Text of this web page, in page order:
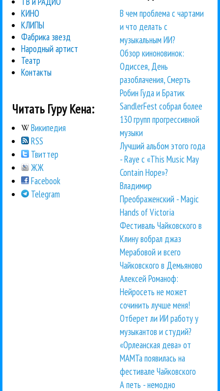
КИНО
КЛИПЫ
Фабрика звезд
Народный артист
Театр
Контакты
Читать Гуру Кена:
Википедия
RSS
Твиттер
ЖЖ
Facebook
Telegram
В чем проблема с чартами
и что делать с
музыкальным ИИ?
Обзор киноновинок:
Одиссея, День
разоблачения, Смерть
Робин Гуда и Братик
SandlerFest собрал более
130 групп прогрессивной
музыки
Лучший альбом этого года
- Raye с «This Music May
Contain Hope»?
Владимир
Преображенский - Magic
Hands of Victoria
Фестиваль Чайковского в
Клину вобрал джаз
Мерабовой и всего
Чайковского в Демьяново
Алексей Романоф:
Нейросеть не может
сочинить лучше меня!
Отберет ли ИИ работу у
музыкантов и студий?
«Орлеанская дева» от
МАМТа появилась на
фестивале Чайковского
А петь - немодно